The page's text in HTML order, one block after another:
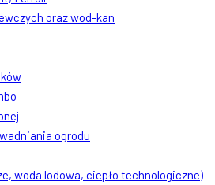
oraz wod-kan
ogrodu
woda lodowa, ciepło technologiczne)